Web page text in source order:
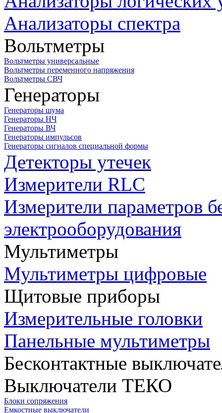
Анализаторы спектра
Вольтметры
Вольтметры универсальные
Вольтметры переменного напряжения
Вольтметры СВЧ
Генераторы
Генераторы шума
Генераторы НЧ
Генераторы ВЧ
Генераторы импульсов
Генераторы сигналов специальной формы
Детекторы утечек
Измерители RLC
Измерители параметров
электрооборудования
Мультиметры
Мультиметры цифровые
Щитовые приборы
Измерительные головки
Панельные мультиметры
Бесконтактные
Выключатели ТЕКО
Блоки сопряжения
Емкостные выключатели